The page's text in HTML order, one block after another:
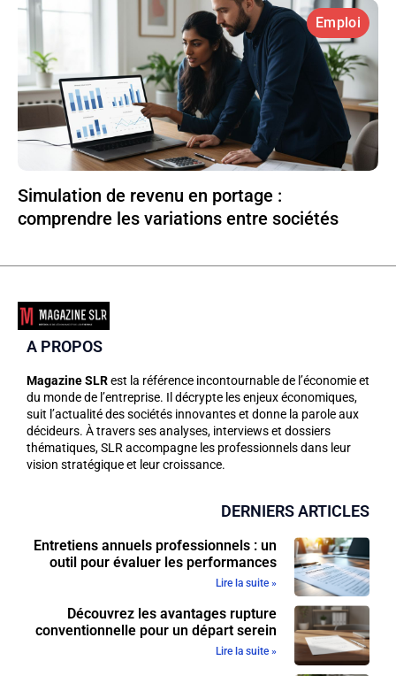
Emploi
Simulation de revenu en portage :
comprendre les variations entre sociétés
A PROPOS
Magazine SLRest la référence incontournable de l’économie et
du monde de l’entreprise. Il décrypte les enjeux économiques,
suit l’actualité des sociétés innovantes et donne la parole aux
décideurs. À travers ses analyses, interviews et dossiers
thématiques, SLR accompagne les professionnels dans leur
vision stratégique et leur croissance.
DERNIERS ARTICLES
Entretiens annuels professionnels : un
outil pour évaluer les performances
Lire la suite »
Découvrez les avantages rupture
conventionnelle pour un départ serein
Lire la suite »